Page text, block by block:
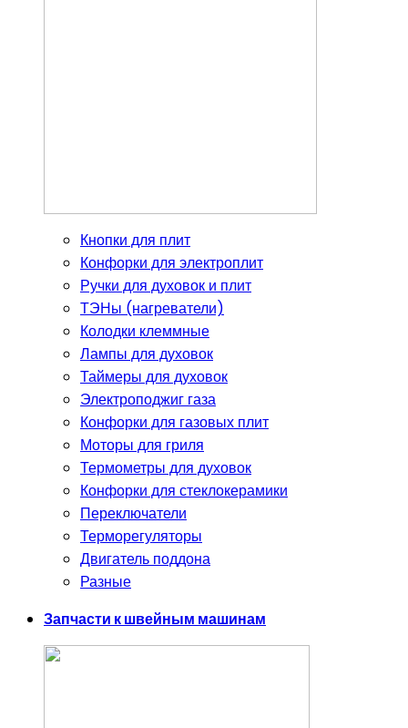
Кнопки для плит
Конфорки для электроплит
Ручки для духовок и плит
ТЭНы (нагреватели)
Колодки клеммные
Лампы для духовок
Таймеры для духовок
Электроподжиг газа
Конфорки для газовых плит
Моторы для гриля
Термометры для духовок
Конфорки для стеклокерамики
Переключатели
Терморегуляторы
Двигатель поддона
Разные
Запчасти к швейным машинам